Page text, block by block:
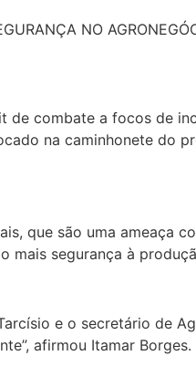
NO
de combate a focos de
na caminhonete do
que são uma ameaça
segurança à
e o secretário de
afirmou Itamar Borges.